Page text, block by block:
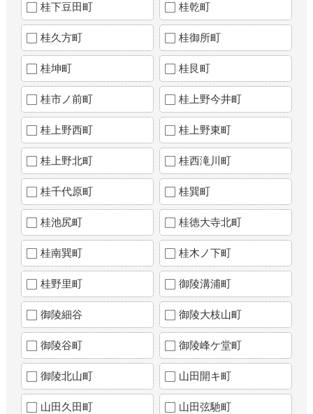
桂下豆田町 桂乾町
桂久方町 桂御所町
桂坤町 桂艮町
桂市ノ前町 桂上野今井町
桂上野西町 桂上野東町
桂上野北町 桂西滝川町
桂千代原町 桂巽町
桂池尻町 桂徳大寺北町
桂南巽町 桂木ノ下町
桂野里町 御陵溝浦町
御陵細谷 御陵大枝山町
御陵谷町 御陵峰ケ堂町
御陵北山町 山田開キ町
山田久田町 山田弦馳町